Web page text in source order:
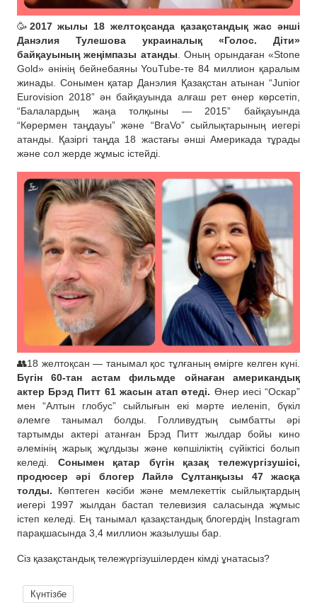
🥳 2017 жылы 18 желтоқсанда қазақстандық жас әнші
Данэлия Тулешова украиналық «Голос. Діти»
байқауының жеңімпазы атанды . Оның орындаған «Stone
Gold» әнінің бейнебаяны YouTube-те 84 миллион қаралым
жинады. Сонымен қатар Данэлия Қазақстан атынан “Junior
Eurovision 2018” ән байқауында алғаш рет өнер көрсетіп,
“Балалардың жаңа толқыны — 2015” байқауында
“Көрермен таңдауы” және “BraVo” сыйлықтарының иегері
атанды. Қазіргі таңда 18 жастағы әнші Америкада тұрады
және сол жерде жұмыс істейді.
👥18 желтоқсан — танымал қос тұлғаның өмірге келген күні.
Бүгін 60-тан астам фильмде ойнаған американдық
актер Брэд Питт 61 жасын атап өтеді. Өнер иесі “Оскар”
мен “Алтын глобус” сыйлығын екі мәрте иеленіп, бүкіл
әлемге танымал болды. Голливудтың сымбатты әрі
тартымды актері атанған Брэд Питт жылдар бойы кино
әлемінің жарық жұлдызы және көпшіліктің сүйіктісі болып
келеді. Сонымен қатар бүгін қазақ тележүргізушісі,
продюсер әрі блогер Лайлә Сұлтанқызы 47 жасқа
толды. Көптеген кәсіби және мемлекеттік сыйлықтардың
иегері 1997 жылдан бастап телевизия саласында жұмыс
істеп келеді. Ең танымал қазақстандық блогердің Instagram
парақшасында 3,4 миллион жазылушы бар.
Сіз қазақстандық тележүргізушілерден кімді ұнатасыз?
Күнтізбе